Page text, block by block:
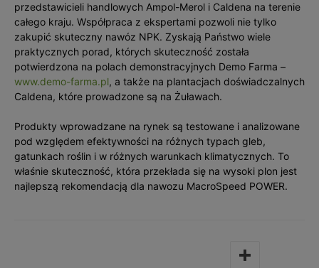
przedstawicieli handlowych Ampol-Merol i Caldena na terenie
całego kraju. Współpraca z ekspertami pozwoli nie tylko
zakupić skuteczny nawóz NPK. Zyskają Państwo wiele
praktycznych porad, których skuteczność została
potwierdzona na polach demonstracyjnych Demo Farma –
www.demo-farma.pl, a także na plantacjach doświadczalnych
Caldena, które prowadzone są na Żuławach.
Produkty wprowadzane na rynek są testowane i analizowane
pod względem efektywności na różnych typach gleb,
gatunkach roślin i w różnych warunkach klimatycznych. To
właśnie skuteczność, która przekłada się na wysoki plon jest
najlepszą rekomendacją dla nawozu MacroSpeed POWER.